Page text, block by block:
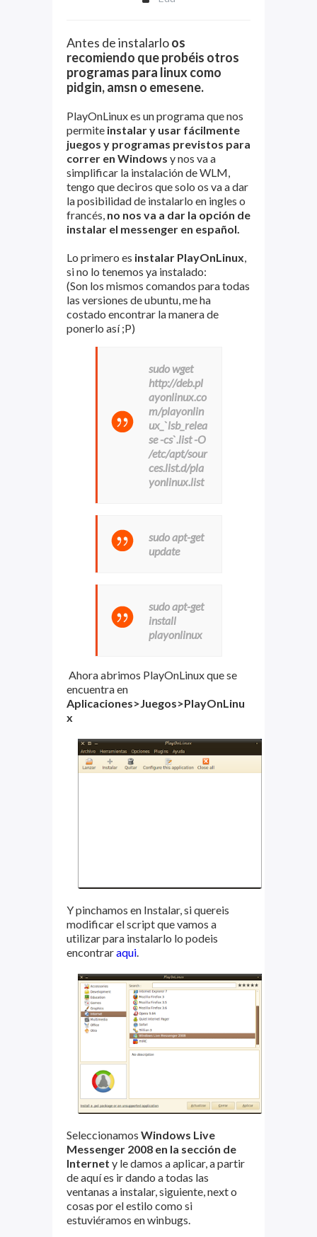
Antes de instalarloos
recomiendo que probéis otros
programas para linux como
pidgin, amsn o emesene.
PlayOnLinux es un programa que nos
permite instalar y usar fácilmente
juegos y programas previstos para
correr en Windows y nos va a
simplificar la instalación de WLM,
tengo que deciros que solo os va a dar
la posibilidad de instalarlo en ingles o
francés, no nos va a dar la opción de
instalar el messenger en español.
Lo primero es instalar PlayOnLinux,
si no lo tenemos ya instalado:
(Son los mismos comandos para todas
las versiones de ubuntu, me ha
costado encontrar la manera de
ponerlo así ;P)
sudo wget
http://deb.pl
ayonlinux.co
m/playonlin
ux_`lsb_relea
se -cs`.list -O
/etc/apt/sour
ces.list.d/pla
yonlinux.list
sudo apt-get
update
sudo apt-get
install
playonlinux
Ahora abrimos PlayOnLinux que se
encuentra en
Aplicaciones>Juegos>PlayOnLinu
x
Y pinchamos en Instalar, si quereis
modificar el script que vamos a
utilizar para instalarlo lo podeis
encontraraqui.
Seleccionamos Windows Live
Messenger 2008 en la sección de
Internet y le damos a aplicar, a partir
de aquí es ir dando a todas las
ventanas a instalar, siguiente, next o
cosas por el estilo como si
estuviéramos en winbugs.